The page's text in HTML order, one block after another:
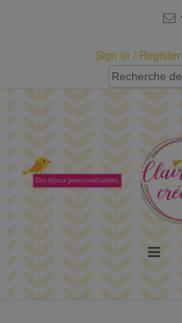
Sign In / Register
Recherche
pour :